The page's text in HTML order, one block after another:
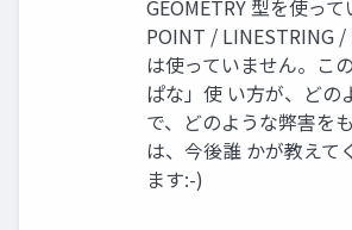
GEOMETRY 型を使っ
POINT / LINESTRING /
は使っていません。こ
ぱな」使 い方が、どの
で、どのような弊害を
は、今後誰 かが教えて
ます:-)